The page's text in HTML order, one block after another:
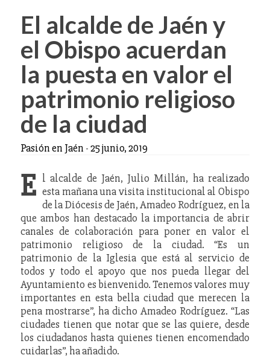
El alcalde de Jaén y
el Obispo acuerdan
la puesta en valor el
patrimonio religioso
de la ciudad
Pasión en Jaén -25 junio, 2019
E l alcalde de Jaén, Julio Millán, ha realizado
esta mañana una visita institucional al Obispo
de la Diócesis de Jaén, Amadeo Rodríguez, en la
que ambos han destacado la importancia de abrir
canales de colaboración para poner en valor el
patrimonio religioso de la ciudad. “Es un
patrimonio de la Iglesia que está al servicio de
todos y todo el apoyo que nos pueda llegar del
Ayuntamiento es bienvenido. Tenemos valores muy
importantes en esta bella ciudad que merecen la
pena mostrarse”, ha dicho Amadeo Rodríguez. “Las
ciudades tienen que notar que se las quiere, desde
los ciudadanos hasta quienes tienen encomendado
cuidarlas”, ha añadido.